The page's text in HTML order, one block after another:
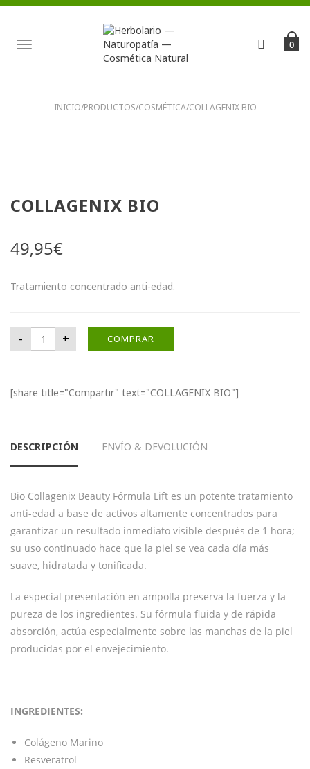
TOGGLE
NAVIGATION
0
INICIO/PRODUCTOS/COSMÉTICA/COLLAGENIX BIO
COLLAGENIX BIO
49,95€
Tratamiento concentrado anti-edad.
-
COLLAGENIX BIO cantidad
+ COMPRAR
[share title="Compartir" text="COLLAGENIX BIO"]
DESCRIPCIÓN ENVÍO & DEVOLUCIÓN
Bio Collagenix Beauty Fórmula Lift es un potente tratamiento
anti-edad a base de activos altamente concentrados para
garantizar un resultado inmediato visible después de 1 hora;
su uso continuado hace que la piel se vea cada día más
suave, hidratada y tonificada.
La especial presentación en ampolla preserva la fuerza y la
pureza de los ingredientes. Su fórmula fluida y de rápida
absorción, actúa especialmente sobre las manchas de la piel
producidas por el envejecimiento.
INGREDIENTES:
Colágeno Marino
Resveratrol